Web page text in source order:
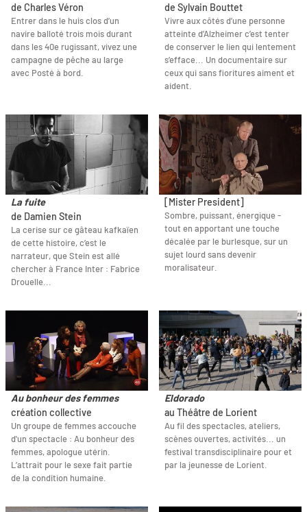
de Charles Véron
Entrer dans le huis clos d’un
navire balloté trois mois durant
dans les 40e rugissant, vivez une
campagne de pêche au large
avec Posté à bord.
de Sylvain Bouttet
Vivre aux côtés d’une personne
atteinte d’Alzheimer c’est tenter
de conserver le lien qui lentement
s’efface... Un documentaire sur
ceux qui sans fioritures aiment et
aident.
La fuite
de Damien Stein
La cerise sur ce gâteau kafkaïen
de cette histoire, c’est le
narrateur, que Stein est allé
chercher à France Inter : Fabrice
Drouelle...
[Mister President]
Sombre, puissant, énergique -
tout en apportant une touche
décalée par le burlesque, sur un
sujet lourd sans devenir
moralisateur.
Au bonheur des femmes
création collective
Un groupe de femmes accouche
d'un spectacle : Au bonheur des
femmes, apologue utérin.
L’attrait pour le sexe fait partie
de la condition humaine.
Eldorado
au Théâtre de Lorient
Au fil des spectacles, ateliers,
scènes ouvertes, activités... un
festival transdisciplinaire pour et
par la jeunesse de Lorient.